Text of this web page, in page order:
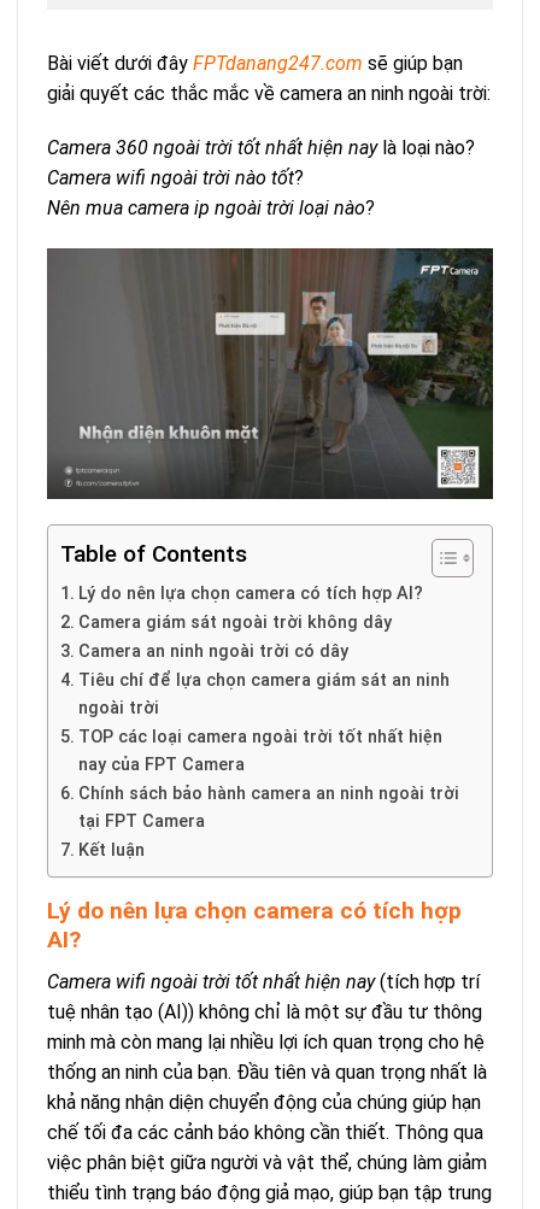
Bài viết dưới đây FPTdanang247.com sẽ giúp bạn
giải quyết các thắc mắc về camera an ninh ngoài trời:
Camera 360 ngoài trời tốt nhất hiện naylà loại nào?
Camera wifi ngoài trời nào tốt?
Nên mua camera ip ngoài trời loại nào?
Table of Contents
Lý do nên lựa chọn camera có tích hợp AI?
Camera giám sát ngoài trời không dây
Camera an ninh ngoài trời có dây
Tiêu chí để lựa chọn camera giám sát an ninh
ngoài trời
TOP các loại camera ngoài trời tốt nhất hiện
nay của FPT Camera
Chính sách bảo hành camera an ninh ngoài trời
tại FPT Camera
Kết luận
Lý do nên lựa chọn camera có tích hợp
AI?
Camera wifi ngoài trời tốt nhất hiện nay(tích hợp trí
tuệ nhân tạo (AI)) không chỉ là một sự đầu tư thông
minh mà còn mang lại nhiều lợi ích quan trọng cho hệ
thống an ninh của bạn. Đầu tiên và quan trọng nhất là
khả năng nhận diện chuyển động của chúng giúp hạn
chế tối đa các cảnh báo không cần thiết. Thông qua
việc phân biệt giữa người và vật thể, chúng làm giảm
thiểu tình trạng báo động giả mạo, giúp bạn tập trung